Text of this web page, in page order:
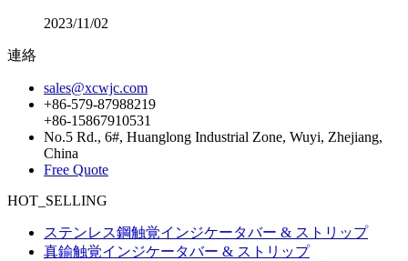
2023/11/02
連絡
sales@xcwjc.com
+86-579-87988219
+86-15867910531
No.5 Rd., 6#, Huanglong Industrial Zone, Wuyi, Zhejiang,
China
Free Quote
HOT_SELLING
ステンレス鋼触覚インジケータバー & ストリップ
真鍮触覚インジケータバー & ストリップ